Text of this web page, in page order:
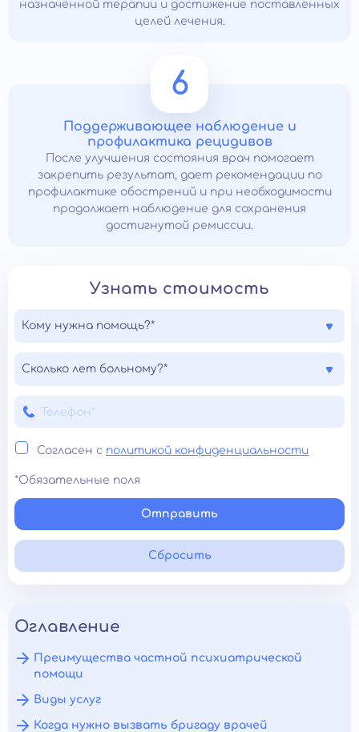
назначенной терапии и достижение поставленных
целей лечения.
6
Поддерживающее наблюдение и
профилактика рецидивов
После улучшения состояния врач помогает
закрепить результат, дает рекомендации по
профилактике обострений и при необходимости
продолжает наблюдение для сохранения
достигнутой ремиссии.
Узнать стоимость
Кому нужна помощь?*
Сколько лет больному?*
Согласен с политикой конфиденциальности
*Обязательные поля
Отправить
Сбросить
Оглавление
Преимущества частной психиатрической
помощи
Виды услуг
Когда нужно вызвать бригаду врачей